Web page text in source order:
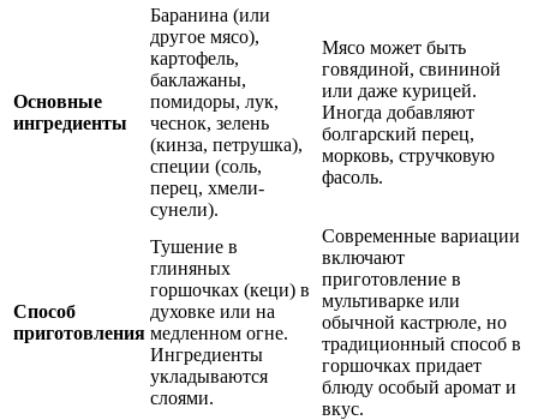
Основные
ингредиенты
Баранина (или
другое мясо),
картофель,
баклажаны,
помидоры, лук,
чеснок, зелень
(кинза, петрушка),
специи (соль,
перец, хмели-
сунели).
Мясо может быть
говядиной, свининой
или даже курицей.
Иногда добавляют
болгарский перец,
морковь, стручковую
фасоль.
Способ
приготовления
Тушение в
глиняных
горшочках (кеци) в
духовке или на
медленном огне.
Ингредиенты
укладываются
слоями.
Современные вариации
включают
приготовление в
мультиварке или
обычной кастрюле, но
традиционный способ в
горшочках придает
блюду особый аромат и
вкус.